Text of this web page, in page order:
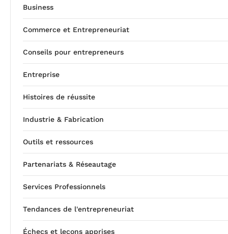
Business
Commerce et Entrepreneuriat
Conseils pour entrepreneurs
Entreprise
Histoires de réussite
Industrie & Fabrication
Outils et ressources
Partenariats & Réseautage
Services Professionnels
Tendances de l'entrepreneuriat
Échecs et leçons apprises